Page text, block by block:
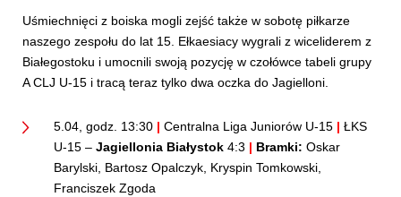
Uśmiechnięci z boiska mogli zejść także w sobotę piłkarze
naszego zespołu do lat 15. Ełkaesiacy wygrali z wiceliderem z
Białegostoku i umocnili swoją pozycję w czołówce tabeli grupy
A CLJ U-15 i tracą teraz tylko dwa oczka do Jagielloni.
5.04, godz. 13:30 | Centralna Liga Juniorów U-15 | ŁKS
U-15 – Jagiellonia Białystok 4:3 | Bramki: Oskar
Barylski, Bartosz Opalczyk, Kryspin Tomkowski,
Franciszek Zgoda